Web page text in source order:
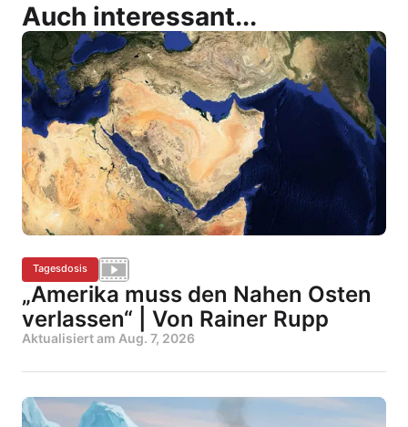
Auch interessant...
Tagesdosis
„Amerika muss den Nahen Osten
verlassen“ | Von Rainer Rupp
Aktualisiert am Aug. 7, 2026